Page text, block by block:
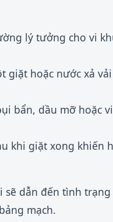
lý tưởng cho vi
giặt hoặc nước xả
bẩn, dầu mỡ hoặc
khi giặt xong khiến
dẫn đến tình
mạch.